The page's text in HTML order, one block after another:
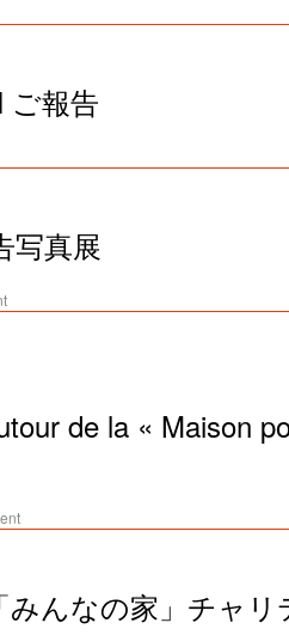
ご報告
写真展
de la « Maison
んなの家」チャリ